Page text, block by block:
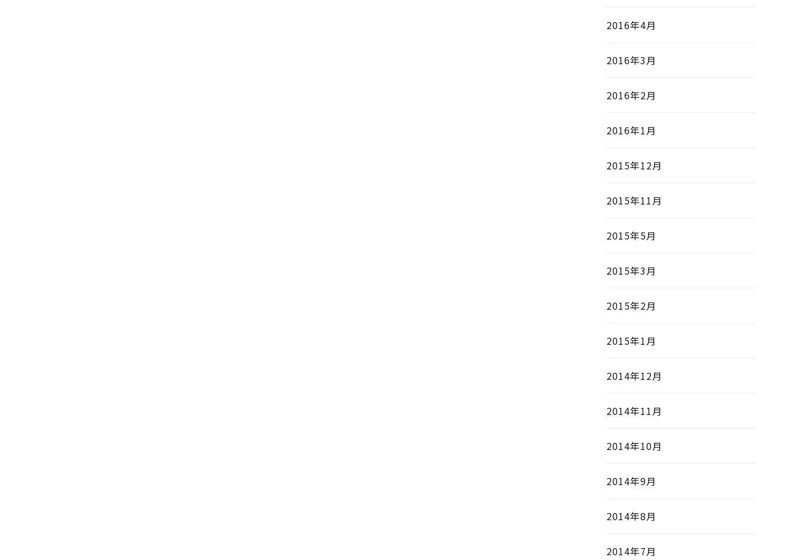
2016年4月
2016年3月
2016年2月
2016年1月
2015年12月
2015年11月
2015年5月
2015年3月
2015年2月
2015年1月
2014年12月
2014年11月
2014年10月
2014年9月
2014年8月
2014年7月